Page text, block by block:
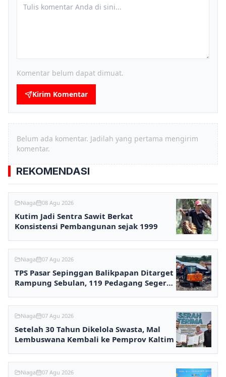
Komentar belum dapat dimuat.
Kirim Komentar
Belum ada komentar. Jadilah yang pertama mengirim
komentar.
REKOMENDASI
Niaga 08 Agu 2026
Kutim Jadi Sentra Sawit Berkat
Konsistensi Pembangunan sejak 1999
Niaga 07 Agu 2026
TPS Pasar Sepinggan Balikpapan Ditarget
Rampung Sebulan, 119 Pedagang Segera
Niaga 07 Agu 2026
Setelah 30 Tahun Dikelola Swasta, Mal
Lembuswana Kembali ke Pemprov Kaltim
Niaga 07 Agu 2026